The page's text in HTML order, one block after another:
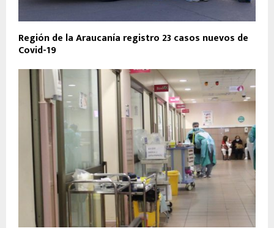
Región de la Araucanía registro 23 casos nuevos de
Covid-19